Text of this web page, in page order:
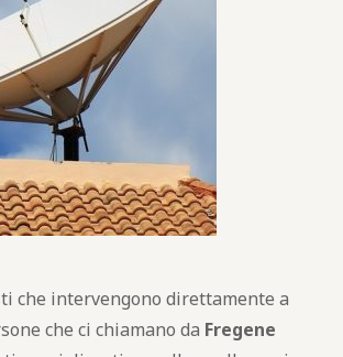
che intervengono direttamente a
che ci chiamano da Fregene